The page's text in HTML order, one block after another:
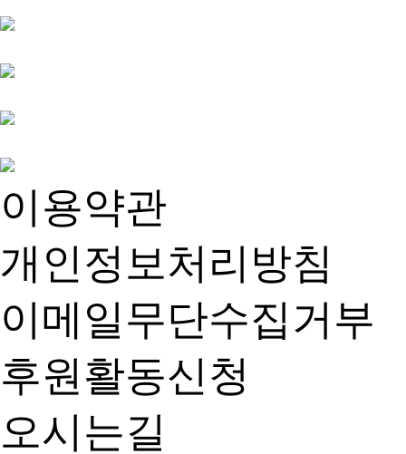
이용약관
개인정보처리방침
이메일무단수집거부
후원활동신청
오시는길